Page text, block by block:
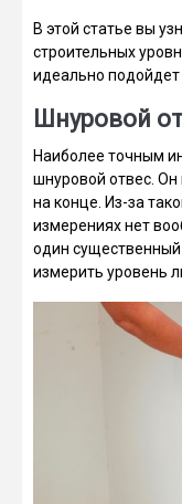
В этой статье вы
строительных
идеально
Шнуровой
Наиболее точным
шнуровой отвес. Он
на конце. Из-за
измерениях нет
один
измерить уровень